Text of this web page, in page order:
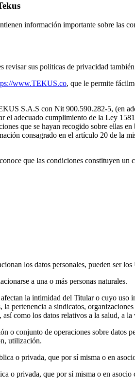
información importante sobre las
revisar sus politicas de privacidad
www.TEKUS.co, que le permite
S.A.S con Nit 900.590.282-5, (en
el adecuado cumplimiento de la Ley
que se hayan recogido sobre ellas
consagrado en el artículo 20 de la
que las condiciones constituyen
los datos personales, pueden ser
a una o más personas naturales.
la intimidad del Titular o cuyo
pertenencia a sindicatos,
como los datos relativos a la salud, a
o conjunto de operaciones sobre datos
utilización.
o privada, que por sí misma o en
o privada, que por sí misma o en